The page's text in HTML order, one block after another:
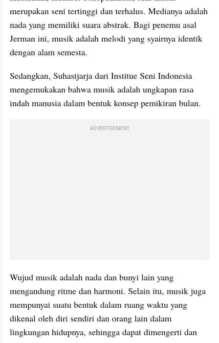
merupakan seni tertinggi dan terhalus. Medianya adalah
nada yang memiliki suara abstrak. Bagi penemu asal
Jerman ini, musik adalah melodi yang syairnya identik
dengan alam semesta.
Sedangkan, Suhastjarja dari Institue Seni Indonesia
mengemukakan bahwa musik adalah ungkapan rasa
indah manusia dalam bentuk konsep pemikiran bulan.
ADVERTISEMENT
Wujud musik adalah nada dan bunyi lain yang
mengandung ritme dan harmoni. Selain itu, musik juga
mempunyai suatu bentuk dalam ruang waktu yang
dikenal oleh diri sendiri dan orang lain dalam
lingkungan hidupnya, sehingga dapat dimengerti dan